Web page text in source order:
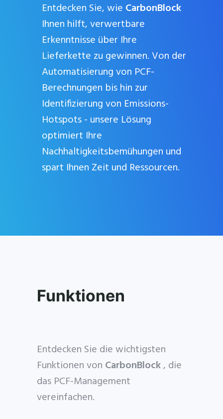
Entdecken Sie, wie CarbonBlock
Ihnen hilft, verwertbare
Erkenntnisse über Ihre
Lieferkette zu gewinnen. Von der
Automatisierung von PCF-
Berechnungen bis hin zur
Identifizierung von Emissions-
Hotspots - unsere Lösung
optimiert Ihre
Nachhaltigkeitsbemühungen und
spart Ihnen Zeit und Ressourcen.
Funktionen
Entdecken Sie die wichtigsten
Funktionen von CarbonBlock, die
das PCF-Management
vereinfachen.
Exchange — FREE for up to 3 years
Plus company certificate management included. Limited funded